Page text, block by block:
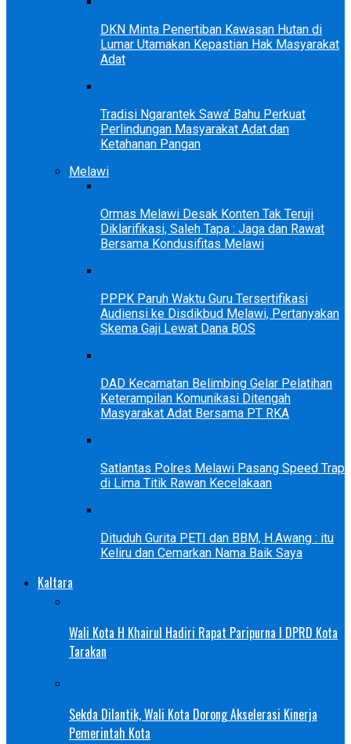
DKN Minta Penertiban Kawasan Hutan di
Lumar Utamakan Kepastian Hak Masyarakat
Adat
Tradisi Ngarantek Sawa’ Bahu Perkuat
Perlindungan Masyarakat Adat dan
Ketahanan Pangan
Melawi
Ormas Melawi Desak Konten Tak Teruji
Diklarifikasi, Saleh Tapa : Jaga dan Rawat
Bersama Kondusifitas Melawi
PPPK Paruh Waktu Guru Tersertifikasi
Audiensi ke Disdikbud Melawi, Pertanyakan
Skema Gaji Lewat Dana BOS
DAD Kecamatan Belimbing Gelar Pelatihan
Keterampilan Komunikasi Ditengah
Masyarakat Adat Bersama PT RKA
Satlantas Polres Melawi Pasang Speed Trap
di Lima Titik Rawan Kecelakaan
Dituduh Gurita PETI dan BBM, H.Awang : itu
Keliru dan Cemarkan Nama Baik Saya
Kaltara
Wali Kota H Khairul Hadiri Rapat Paripurna I DPRD Kota
Tarakan
Sekda Dilantik, Wali Kota Dorong Akselerasi Kinerja
Pemerintah Kota